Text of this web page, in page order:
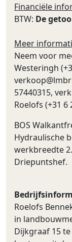
Financiële
BTW: De
Meer
Neem voor
Westeringh
57440315,
Roelofs (+31 6
BOS
Hydraulische
werkbreedte
Driepuntshef.
Roelofs
in
Dijkgraaf 15